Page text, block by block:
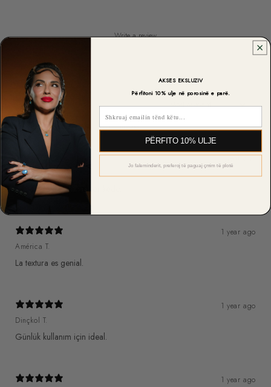
Write a review
Reviews
With media
1 year ago
Valdrin M.
Një dhuratë perfekte për këdo.
1 year ago
América T.
La textura es genial.
1 year ago
Dinçkol T.
Günlük kullanım için ideal.
1 year ago
AKSES EKSLUZIV
Përfitoni 10% ulje në porosinë e parë.
PËRFITO 10% ULJE
Jo faleminderit, preferoj të paguaj çmim të plotë